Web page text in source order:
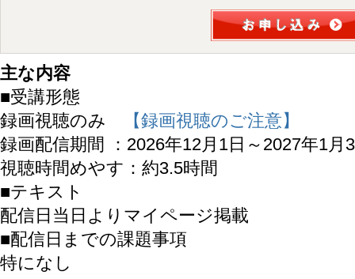
主な内容
■受講形態
録画視聴のみ
【録画視聴のご注意】
録画配信期間 ：2026年12月1日～2027年1月
視聴時間めやす：約3.5時間
■テキスト
配信日当日よりマイページ掲載
■配信日までの課題事項
特になし